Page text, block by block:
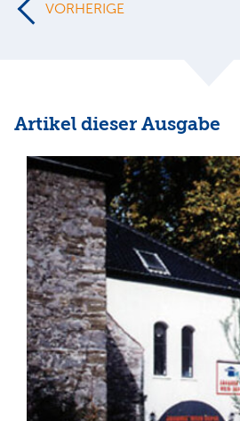
VORHERIGE
Artikel dieser Ausgabe